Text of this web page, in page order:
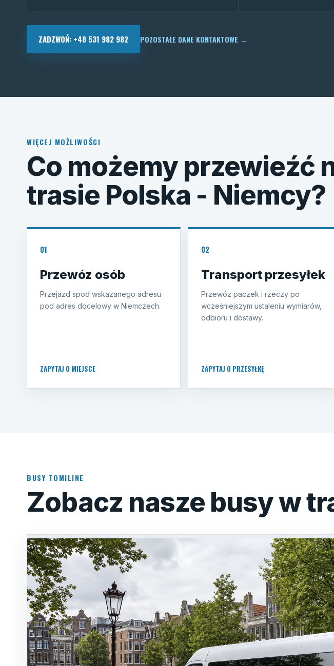
ZADZWOŃ: +48 531 982 982 POZOSTAŁE DANE KONTAKTOWE →
WIĘCEJ MOŻLIWOŚCI
Co możemy przewieźć
trasie Polska - Niemcy?
01
Przewóz osób
Przejazd spod wskazanego adresu
pod adres docelowy w Niemczech.
ZAPYTAJ O MIEJSCE
02
Transport przesyłek
Przewóz paczek i rzeczy po
wcześniejszym ustaleniu wymiarów,
odbioru i dostawy.
ZAPYTAJ O PRZESYŁKĘ
BUSY TOMILINE
Zobacz nasze busy w